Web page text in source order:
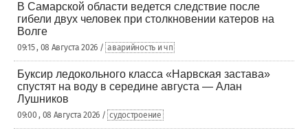
В Самарской области ведется следствие после
гибели двух человек при столкновении катеров на
Волге
09:15 , 08 Августа 2026 / аварийность и чп
Буксир ледокольного класса «Нарвская застава»
спустят на воду в середине августа — Алан
Лушников
09:00 , 08 Августа 2026 / судостроение